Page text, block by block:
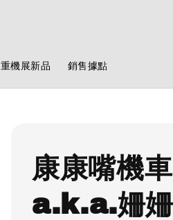
重機展新品 銷售據點
康康嘴機
a.k.a.姍姍